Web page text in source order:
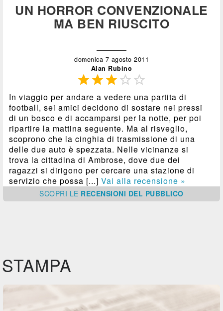
UN HORROR CONVENZIONALE
MA BEN RIUSCITO
domenica 7 agosto 2011
Alan Rubino
 
In viaggio per andare a vedere una partita di
football, sei amici decidono di sostare nei pressi
di un bosco e di accamparsi per la notte, per poi
ripartire la mattina seguente. Ma al risveglio,
scoprono che la cinghia di trasmissione di una
delle due auto è spezzata. Nelle vicinanze si
trova la cittadina di Ambrose, dove due dei
ragazzi si dirigono per cercare una stazione di
servizio che possa [...]Vai alla recensione »
SCOPRI LE RECENSIONI DEL PUBBLICO
STAMPA